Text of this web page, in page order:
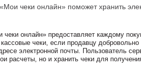
чеки онлайн» поможет хранить
онлайн» предоставляет каждому
чеки, если продавцу
электронной почты. Пользователь
расчеты, но и хранить чеки для